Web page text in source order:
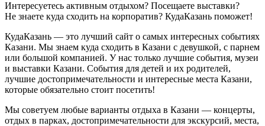
Интересуетесь активным отдыхом? Посещаете выставки?
Не знаете куда сходить на корпоратив? КудаКазань поможет!
КудаКазань — это лучший сайт о самых интересных событиях
Казани. Мы знаем куда сходить в Казани с девушкой, с парнем
или большой компанией. У нас только лучшие события, музеи
и выставки Казани. События для детей и их родителей,
лучшие достопримечательности и интересные места Казани,
которые обязательно стоит посетить!
Мы советуем любые варианты отдыха в Казани — концерты,
отдых в парках, достопримечательности для экскурсий, места,